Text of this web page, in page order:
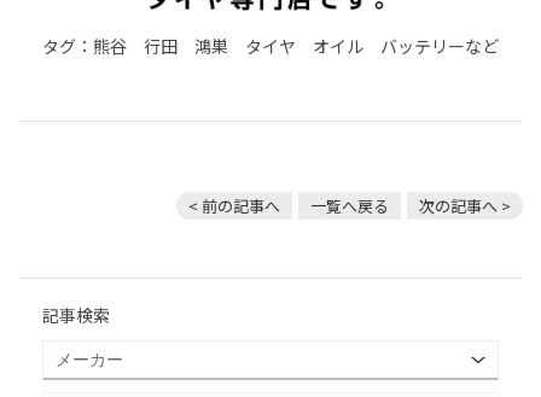
タグ：熊谷 行田 鴻巣 タイヤ オイル バッテリーなど
< 前の記事へ 一覧へ戻る 次の記事へ >
記事検索